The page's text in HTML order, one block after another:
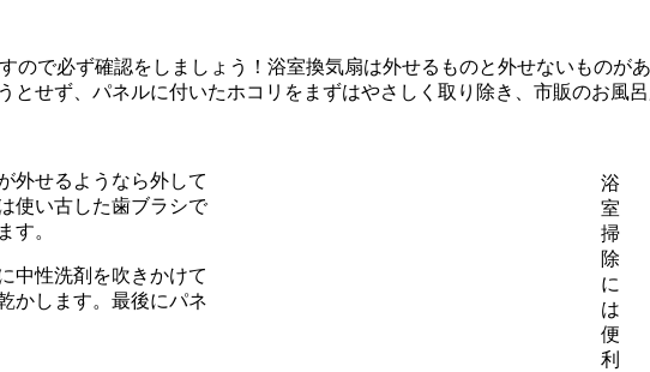
で必ず確認をしましょう！浴室換気扇は外せるものと外せないものが
せず、パネルに付いたホコリをまずはやさしく取り除き、市販のお風
外せるようなら外して
使い古した歯ブラシで
す。
中性洗剤を吹きかけて
かします。最後にパネ
浴
室
掃
除
に
は
便
利